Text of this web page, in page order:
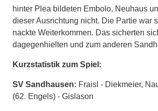
hinter Plea bildeten Embolo, Neuhaus
dieser Ausrichtung nicht. Die Partie war
nackte Weiterkommen. Das sicherten
dagegenhielten und zum anderen
Kurzstatistik zum Spiel:
SV Sandhausen: Fraisl - Diekmeier,
(62. Engels) - Gislason